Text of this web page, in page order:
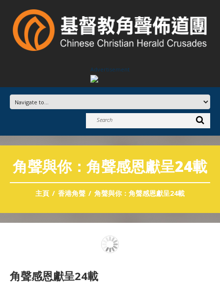
Advertisement
角聲與你：角聲感恩獻呈24載
主頁 香港角聲 角聲與你：角聲感恩獻呈24載
角聲感恩獻呈24載